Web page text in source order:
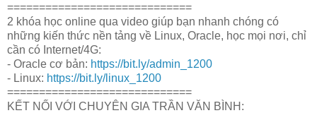
=============================
2 khóa học online qua video giúp bạn nhanh chóng có
những kiến thức nền tảng về Linux, Oracle, học mọi nơi, chỉ
cần có Internet/4G:
- Oracle cơ bản: https://bit.ly/admin_1200
- Linux: https://bit.ly/linux_1200
=============================
KẾT NỐI VỚI CHUYÊN GIA TRẦN VĂN BÌNH: